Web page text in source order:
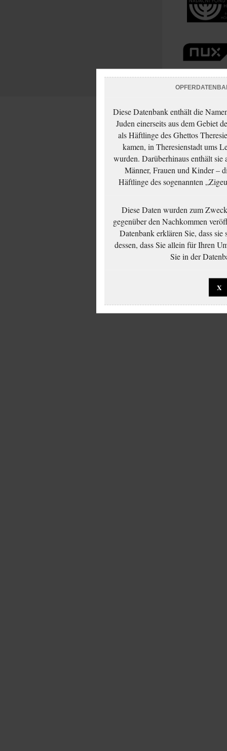
Diese Datenbank enthält die
Juden einerseits aus dem Gebiet
als Häftlinge des Ghettos
kamen, in Theresienstadt ums
wurden. Darüberhinaus enthält
Männer, Frauen und Kinder –
Häftlinge des sogenannten
Diese Daten wurden zum
gegenüber den Nachkommen
Datenbank erklären Sie, dass sie
dessen, dass Sie allein für Ihren
Sie in der
X